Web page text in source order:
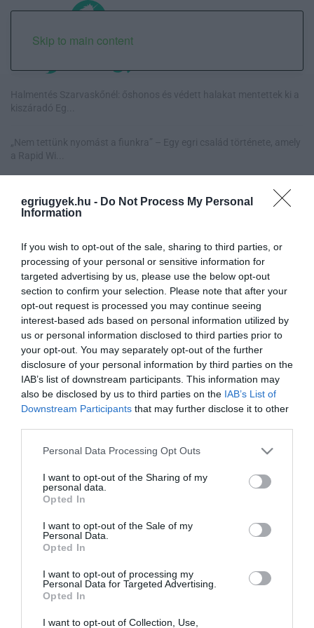
egriugyek.hu - Do Not Process My Personal
Information
If you wish to opt-out of the sale, sharing to third parties, or
processing of your personal or sensitive information for
targeted advertising by us, please use the below opt-out
section to confirm your selection. Please note that after your
opt-out request is processed you may continue seeing
interest-based ads based on personal information utilized by
us or personal information disclosed to third parties prior to
your opt-out. You may separately opt-out of the further
disclosure of your personal information by third parties on the
IAB’s list of downstream participants. This information may
also be disclosed by us to third parties on the IAB’s List of
Downstream Participants that may further disclose it to other
Please note that this website/app uses one or more Google
not limited to your visit or usage behaviour. You may click to
grant or deny consent to Google and its third-party tags to
use your data for below specified purposes in below Google
consent section.
Personal Data Processing Opt Outs
I want to opt-out of the Sharing of my
personal data.
Opted In
I want to opt-out of the Sale of my
Personal Data.
Opted In
I want to opt-out of processing my
Personal Data for Targeted Advertising.
Opted In
I want to opt-out of Collection, Use,
Skip to main content
Halmentés Szarvaskőnél: őshonos és védett halakat mentettek ki a
kiszáradó Eg...
„Nem tettünk nyomást a fiunkra” – Egy egri család története, amely
a Rapid Wi...
Új hűtőrendszer a Markhot Ferenc Kórházban: több mint 70 millió
forintos fejl...
sikerült megf...
visszavonás
VÉRNYOMÁSCSÖKKENTŐ GYÓGYSZERT VONTAK KI A
FORGALOMBÓL, MERT SZENNYEZETT VOLT
2021. június 17|Mindenki ügye
Az Országos Gyógyszerészeti és Élelmezés-egészségügyi Intézet
(OGYÉI) kivonta a forgalomból a 0480820 gyártási számú
Arbartan 50 mg filmtabletta, továbbá a 1270520 gyártási számú
ÚJABB TÁMOGATÁSI BOTRÁNY: SZABÁLYTALANSÁGOKAT
2026. július 27 | Bakos Balázs |Mindenki ügye
Tarr Zoltán, a társadalmi kapcsolatokért és kultúráért felelős
miniszter hétfőn a Facebookon számolt be arról, hogy két
esetben is valótlan adatokat tartalmaztak a Nemzeti Kulturális
Alap (NKA) ált...